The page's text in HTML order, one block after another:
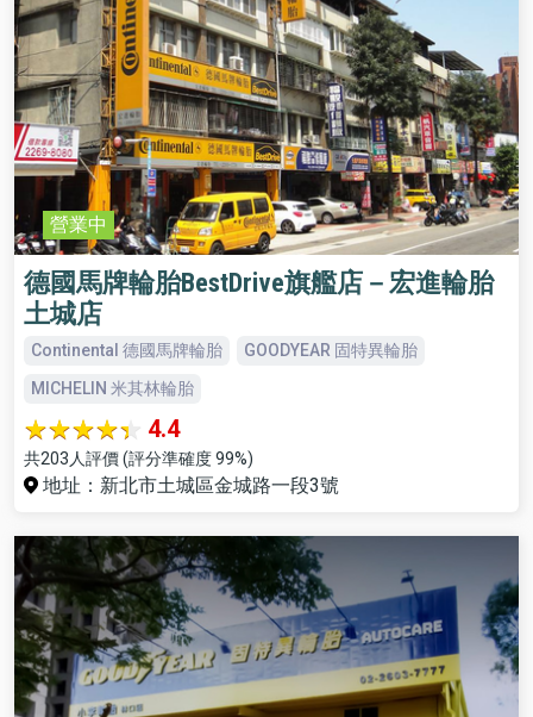
營業中
德國馬牌輪胎BestDrive旗艦店－宏進輪胎
土城店
Continental 德國馬牌輪胎
GOODYEAR 固特異輪胎
MICHELIN 米其林輪胎
4.4
共203人評價 (評分準確度 99%)
地址：新北市土城區金城路一段3號